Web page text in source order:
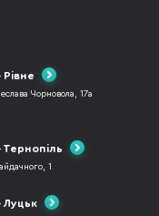
Чорновола, 17а
1
Луцьк